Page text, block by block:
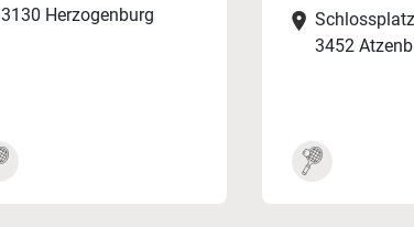
3130 Herzogenburg
3452